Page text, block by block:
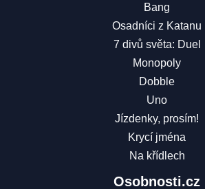
Bang
Osadníci z Katanu
7 divů světa: Duel
Monopoly
Dobble
Uno
Jízdenky, prosím!
Krycí jména
Na křídlech
Osobnosti.cz